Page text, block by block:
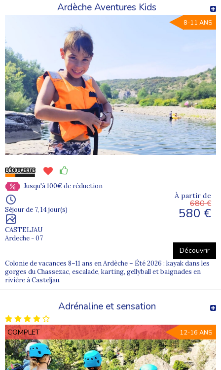
Oui. Les enfants et adolescents voyagent toujours en
groupe, accompagnés par desanimateurs Supernova
qualifiés, du départ à Avignon jusqu’à l’arrivée au
Quels types de séjours sont accessibles depuis
Avignon ?
Depuis Avignon, les enfants peuvent accéder à des
colonies sportives, desséjours multi-activités, des
vacances à la mer, à la montagne, en pleine nature ou à
thème, selon les périodes et les disponibilités.
vacances Supernova Juniors ?
L’ensemble de nos programmes est disponible sur le site
Supernova Juniors
, avec la possibilité de filtrer les
séjours proposant un
Ardèche Aventures Kids
8-11 ANS
Jusqu'à 100€ de réduction
Séjour de 7, 14 jour(s)
CASTELJAU
Ardeche - 07
À partir de
680 €
580 €
Découvrir
Colonie de vacances 8–11 ans en Ardèche – Été 2026 : kayak dans les
gorges du Chassezac, escalade, karting, gellyball et baignades en
rivière à Casteljau.
Adrénaline et sensation
COMPLET 12-16 ANS